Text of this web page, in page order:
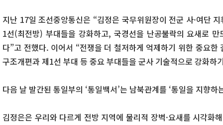
지난 17일 조선중앙통신은 “김정은 국무위원장이 전군 사·여단
1선(최전방) 부대들을 강화하고, 국경선을 난공불락의 요새로
다”고 전했다. 이어서 “전쟁을 더 철저하게 억제하기 위한 중요
구조개편과 제1선 부대 등 중요 부대들을 군사 기술적으로 강화하
다음 날 발간된 통일부의 ‘통일백서’는 남북관계를 ‘통일을 지향
김정은은 우리와 다르게 전방 지역에 물리적 장벽·요새를 시각화